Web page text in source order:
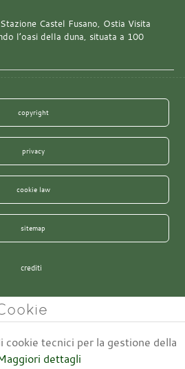
Castel Fusano, Ostia Visita
l’oasi della duna, situata a 100
copyright
privacy
cookie law
sitemap
crediti
cookie tecnici per la gestione della
dettagli